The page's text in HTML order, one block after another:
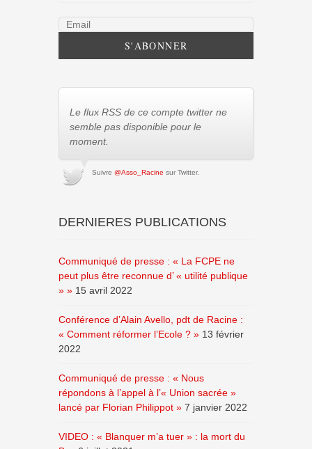
Le flux RSS de ce compte twitter ne
semble pas disponible pour le
moment.
Suivre @Asso_Racine sur Twitter.
DERNIERES PUBLICATIONS
Communiqué de presse : « La FCPE ne
peut plus être reconnue d’ « utilité publique
» » 15 avril 2022
Conférence d’Alain Avello, pdt de Racine :
« Comment réformer l’Ecole ? » 13 février
2022
Communiqué de presse : « Nous
répondons à l’appel à l’« Union sacrée »
lancé par Florian Philippot » 7 janvier 2022
VIDEO : « Blanquer m’a tuer » : la mort du